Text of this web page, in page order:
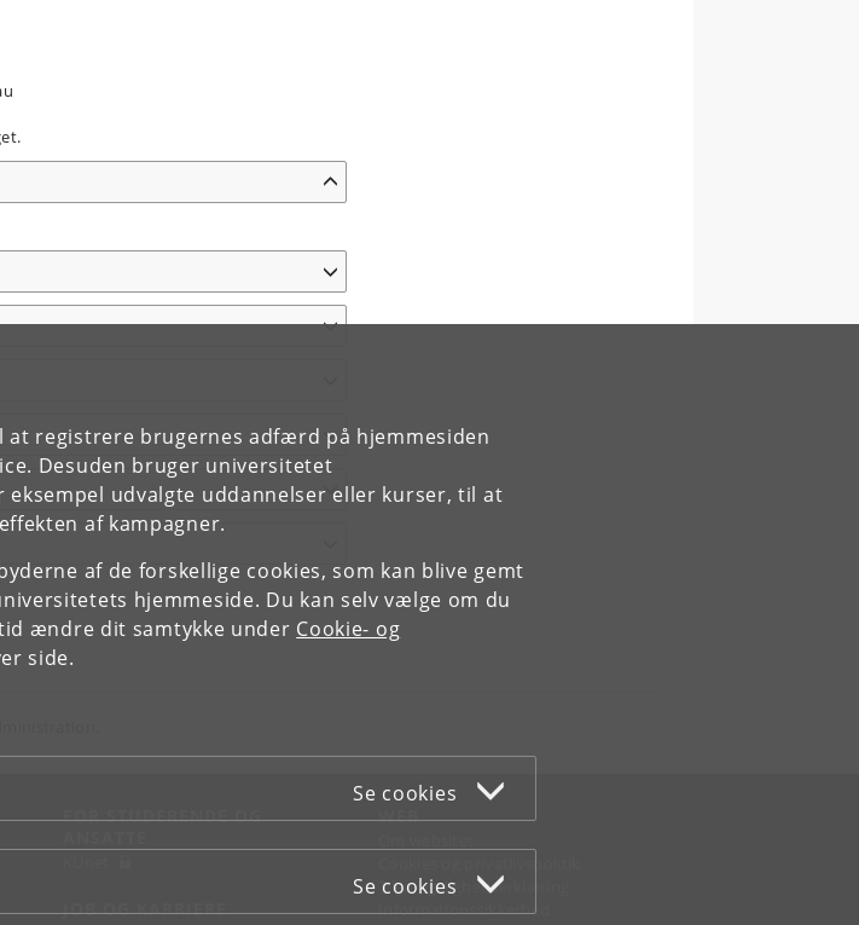
registrere brugernes adfærd på hjemmesiden
Desuden bruger universitetet
udvalgte uddannelser eller kurser, til at
af kampagner.
af de forskellige cookies, som kan blive gemt
hjemmeside. Du kan selv vælge om du
ændre dit samtykke under Cookie- og
side.
Se cookies
Se cookies
FOR STUDERENDE OG
JOB OG KARRIERE
WEB
Tilgængelighedserklæring
Informationssikkerhed